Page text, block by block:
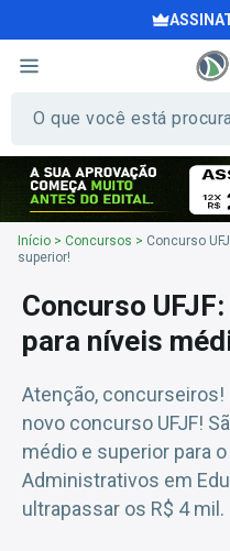
Início > Concursos > Concurso
superior!
Concurso
para níveis
Atenção, concurseiros!
novo concurso UFJF!
médio e superior para
Administrativos em
ultrapassar os R$ 4 mil.